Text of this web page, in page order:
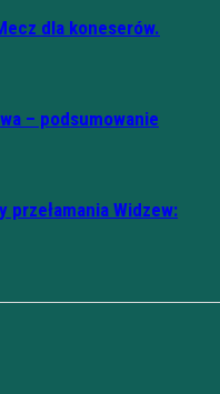
dla koneserów.
– podsumowanie
Widzew: